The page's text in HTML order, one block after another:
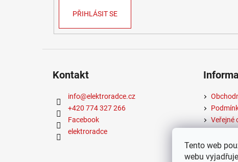
Tento web
webu
PŘIHLÁSIT SE
Kontakt
info@elektroradce.cz
+420 774 327 266
Facebook
elektroradce
Veřejné